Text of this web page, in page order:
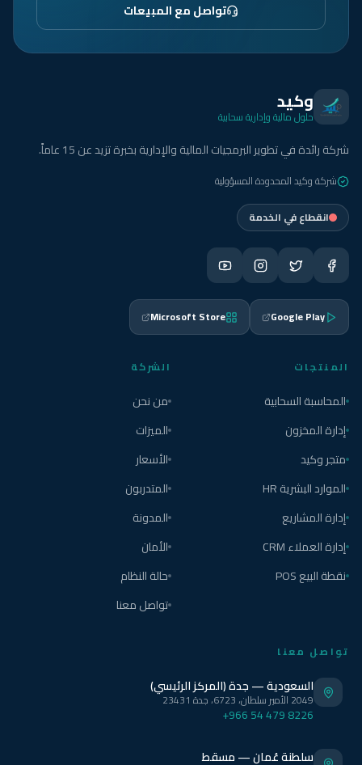
تواصل مع المبيعات
وكيد
حلول مالية وإدارية سحابية
شركة رائدة في تطوير البرمجيات المالية والإدارية بخبرة تزيد عن 15 عاماً.
شركة وكيد المحدودة المسؤولية
انقطاع في الخدمة
Google Play
Microsoft Store
المنتجات
المحاسبة السحابية
إدارة المخزون
متجر وكيد
الموارد البشرية HR
إدارة المشاريع
إدارة العملاء CRM
نقطة البيع POS
الشركة
من نحن
الميزات
الأسعار
المتدربون
المدونة
الأمان
حالة النظام
تواصل معنا
تواصل معنا
السعودية — جدة (المركز الرئيسي)
2049 الأمير سلطان، 6723، جدة 23431
+966 54 479 8226
سلطنة عُمان — مسقط